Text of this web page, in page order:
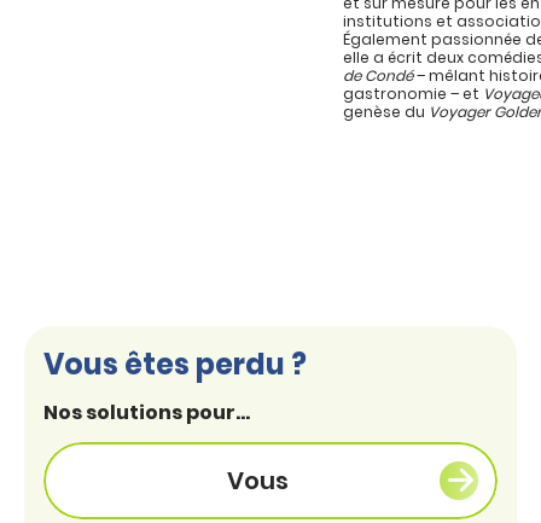
institutions et
Également passionnée
elle a écrit deux
de Condé– mêlant
gastronomie – et
genèse du Voyager
Vous êtes perdu ?
Nos solutions pour...
Vous